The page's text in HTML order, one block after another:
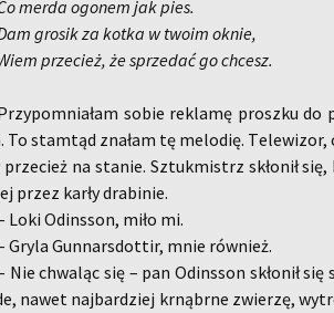
merda ogo­nem jak pies.
gro­sik za kotka w twoim oknie,
prze­cież, że sprze­dać go chcesz.
sobie re­kla­mę prosz­ku
To stam­tąd zna­łam tę me­lo­dię. Te­le­wi­zor,
prze­cież na sta­nie. Sztuk­mistrz skło­nił
przez karły dra­bi­nie.
Loki Od­ins­son, miło mi.
Gryla Gun­nars­dot­tir, mnie rów­nież.
Nie chwa­ląc się – pan Od­ins­son skło­nił
nawet naj­bar­dziej krnąbr­ne zwie­rzę,